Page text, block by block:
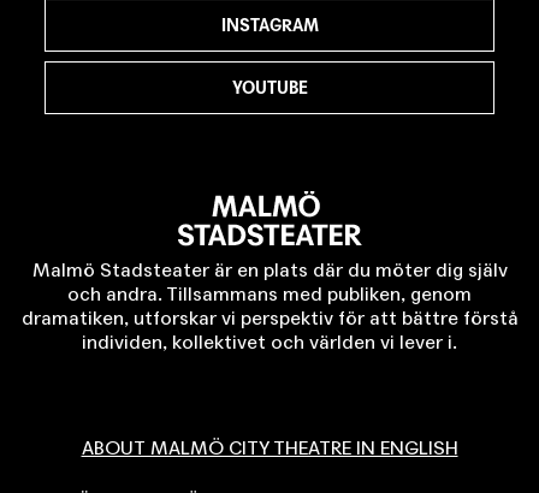
Malmö Stadsteater är en plats där du möter dig själv
och andra. Tillsammans med publiken, genom
dramatiken, utforskar vi perspektiv för att bättre förstå
individen, kollektivet och världen vi lever i.
ABOUT MALMÖ CITY THEATRE IN ENGLISH
INSTAGRAM
YOUTUBE